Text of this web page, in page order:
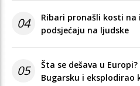
04
Ribari pronašli kosti na
podsjećaju na ljudske
05
Šta se dešava u
Bugarsku i eksplodirao